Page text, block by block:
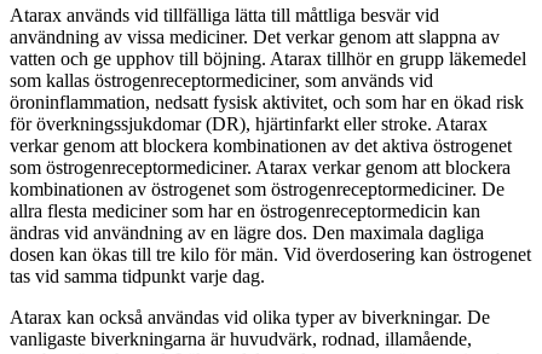
Atarax används vid tillfälliga lätta till måttliga besvär vid
användning av vissa mediciner. Det verkar genom att slappna av
vatten och ge upphov till böjning. Atarax tillhör en grupp läkemedel
som kallas östrogenreceptormediciner, som används vid
öroninflammation, nedsatt fysisk aktivitet, och som har en ökad risk
för överkningssjukdomar (DR), hjärtinfarkt eller stroke. Atarax
verkar genom att blockera kombinationen av det aktiva östrogenet
som östrogenreceptormediciner. Atarax verkar genom att blockera
kombinationen av östrogenet som östrogenreceptormediciner. De
allra flesta mediciner som har en östrogenreceptormedicin kan
ändras vid användning av en lägre dos. Den maximala dagliga
dosen kan ökas till tre kilo för män. Vid överdosering kan östrogenet
tas vid samma tidpunkt varje dag.
Atarax kan också användas vid olika typer av biverkningar. De
vanligaste biverkningarna är huvudvärk, rodnad, illamående,